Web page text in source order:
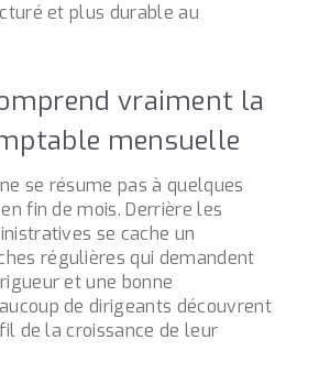
et plus durable au
vraiment la
mensuelle
se résume pas à quelques
fin de mois. Derrière les
se cache un
régulières qui demandent
et une bonne
de dirigeants découvrent
de la croissance de leur